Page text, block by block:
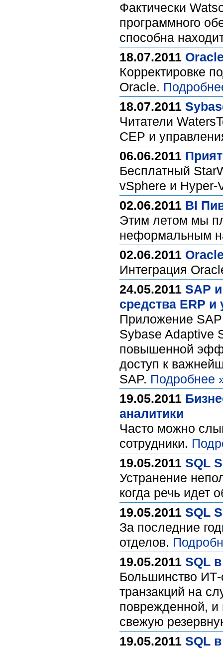
Фактически
программного
способна
18.07.2011
Корректировке
Oraclе.
18.07.2011
Читатели
CEP и
06.06.2011
Бесплатный
vSphere и Hyper-
02.06.2011 BI
Этим летом мы
неформальным
02.06.2011
Интеграция
24.05.2011 SAP
средства ERP
Приложение SAP
Sybase Adaptive
повышенной
доступ к
SAP. Подробнее
19.05.2011
аналитики
Часто можно
сотрудники.
19.05.2011 SQL
Устранение
когда речь идет
19.05.2011 SQL
За последние
отделов.
19.05.2011 SQL
Большинство
транзакций на
поврежденной, и
свежую
19.05.2011 SQL